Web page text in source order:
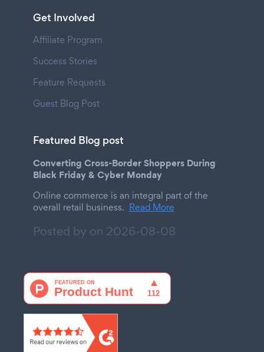
Get Involved
Affiliate Program
Success Stories
Feature Requests
Guest Blog Post
Featured Blog post
Converting Cross-Border Shoppers During
Black Friday & Cyber Monday
Online commerce is an integral part of the
overall retail business. Read More
Posted by on 2026-08-08